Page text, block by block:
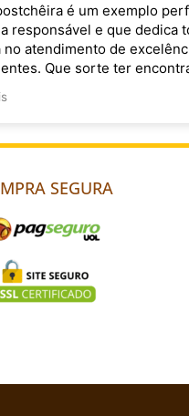
é um exemplo
responsável e que dedica
no atendimento de
Que sorte ter
SEGURA